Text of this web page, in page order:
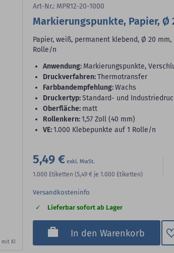
KI
Art-Nr.: MPR12-20-1000
Markierungspunkte, Papier, Ø
Papier, weiß, permanent klebend, Ø 20
Rolle/n
Anwendung: Markierungspunkte,
Druckverfahren:Thermotransfer
Farbbandempfehlung:Wachs
Druckertyp:Standard- und
Oberfläche: matt
Rollenkern:1,57 Zoll (40 mm)
VE:1.000 Klebepunkte auf 1 Rolle/n
5,49 €
1.000 Etiketten (5,49 € je 1.000 Etiketten)
Versandkosteninfo
Lieferbar sofort ab Lager
In den Warenkorb